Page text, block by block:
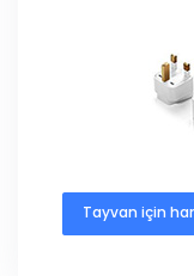
Tayvan için